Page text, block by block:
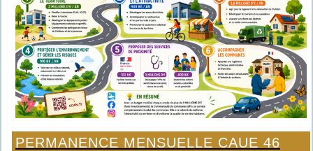
PERMANENCE MENSUELLE CAUE 46